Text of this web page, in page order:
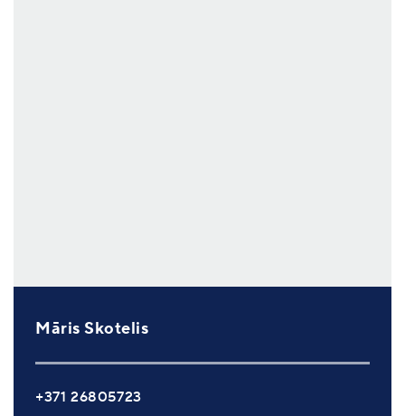
Māris Skotelis
+371 26805723